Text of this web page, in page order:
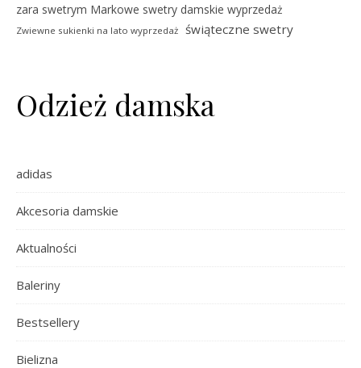
zara swetrym Markowe swetry damskie wyprzedaż
Zwiewne sukienki na lato wyprzedaż świąteczne swetry
Odzież damska
adidas
Akcesoria damskie
Aktualności
Baleriny
Bestsellery
Bielizna